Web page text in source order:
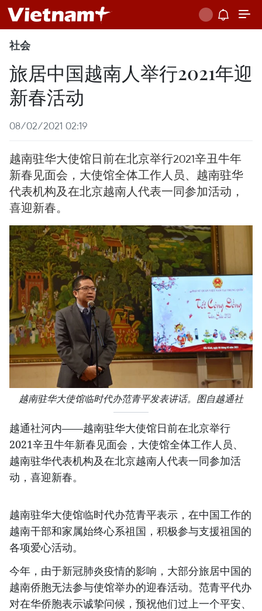
社会
旅居中国越南人举行2021年迎
新春活动
08/02/2021 02:19
越南驻华大使馆日前在北京举行2021辛丑牛年
新春见面会，大使馆全体工作人员、越南驻华
代表机构及在北京越南人代表一同参加活动，
喜迎新春。
越南驻华大使馆临时代办范青平发表讲话。图自越通社
越通社河内——越南驻华大使馆日前在北京举行
2021辛丑牛年新春见面会，大使馆全体工作人员、
越南驻华代表机构及在北京越南人代表一同参加活
动，喜迎新春。
越南驻华大使馆临时代办范青平表示，在中国工作的
越南干部和家属始终心系祖国，积极参与支援祖国的
各项爱心活动。
今年，由于新冠肺炎疫情的影响，大部分旅居中国的
越南侨胞无法参与使馆举办的迎春活动。范青平代办
对在华侨胞表示诚挚问候，预祝他们过上一个平安、